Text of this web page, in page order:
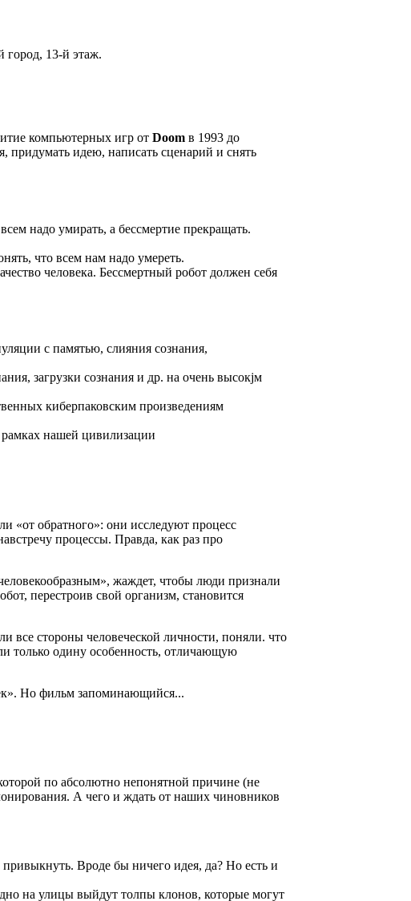
13-й этаж.
компьютерных игр от Doom в 1993 до
придумать идею, написать сценарий и снять
надо умирать, а бессмертие прекращать.
что всем нам надо умереть.
человека. Бессмертный робот должен себя
с памятью, слияния сознания,
загрузки сознания и др. на очень высокjм
киберпаковским произведениям
нашей цивилизации
«от обратного»: они исследуют процесс
процессы. Правда, как раз про
жаждет, чтобы люди признали
перестроив свой организм, становится
все стороны человеческой личности, поняли. что
только одину особенность, отличающую
Но фильм запоминающийся...
по абсолютно непонятной причине (не
А чего и ждать от наших чиновников
Вроде бы ничего идея, да? Но есть и
на улицы выйдут толпы клонов, которые могут